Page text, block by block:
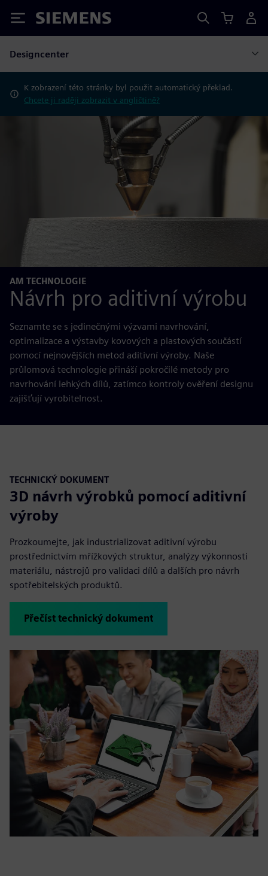
Siemens
Designcenter
K zobrazení této stránky byl použit automatický překlad.
Chcete ji raději zobrazit v angličtině?
AM TECHNOLOGIE
Návrh pro aditivní výrobu
Seznamte se s jedinečnými výzvami navrhování,
optimalizace a výstavby kovových a plastových součástí
pomocí nejnovějších metod aditivní výroby. Naše
průlomová technologie přináší pokročilé metody pro
navrhování lehkých dílů, zatímco kontroly ověření designu
zajišťují vyrobitelnost.
TECHNICKÝ DOKUMENT
3D návrh výrobků pomocí aditivní
výroby
Prozkoumejte, jak industrializovat aditivní výrobu
prostřednictvím mřížkových struktur, analýzy výkonnosti
materiálu, nástrojů pro validaci dílů a dalších pro návrh
spotřebitelských produktů.
Přečíst technický dokument